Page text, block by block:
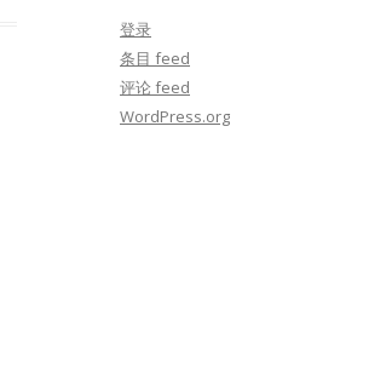
登录
条目 feed
评论 feed
WordPress.org